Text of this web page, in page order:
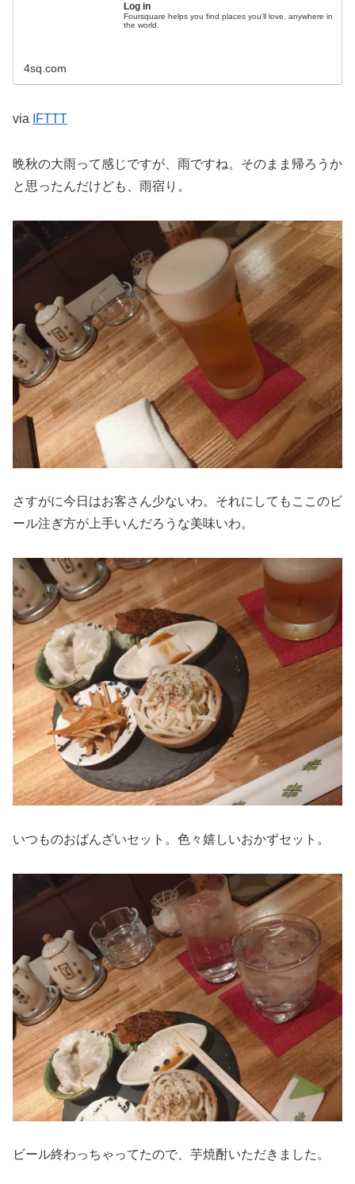
Log in
Foursquare helps you find places you'll love, anywhere in
the world.
4sq.com
via IFTTT
晩秋の大雨って感じですが、雨ですね。そのまま帰ろうか
と思ったんだけども、雨宿り。
さすがに今日はお客さん少ないわ。それにしてもここのビ
ール注ぎ方が上手いんだろうな美味いわ。
いつものおばんざいセット。色々嬉しいおかずセット。
ビール終わっちゃってたので、芋焼酎いただきました。